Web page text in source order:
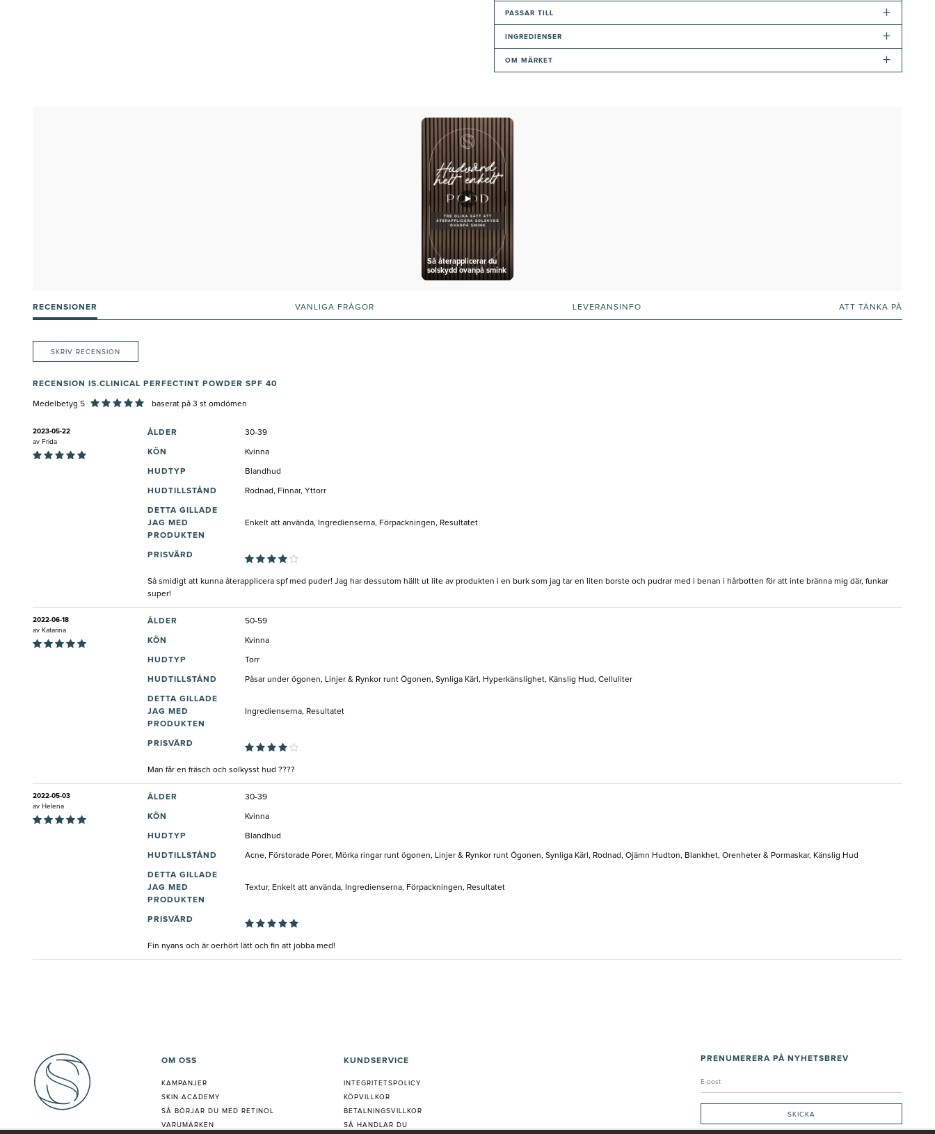
PASSAR TILL +
INGREDIENSER +
OM MÄRKET +
Så återapplicerar du
solskydd ovanpå smink
RECENSIONER VANLIGA FRÅGOR LEVERANSINFO ATT TÄNKA PÅ
SKRIV RECENSION
RECENSION IS.CLINICAL PERFECTINT POWDER SPF 40
Medelbetyg 5 baserat på 3 st omdömen
2023-05-22
av Frida
ÅLDER 30-39
KÖN Kvinna
HUDTYP Blandhud
HUDTILLSTÅND Rodnad, Finnar, Yttorr
DETTA GILLADE
JAG MED
PRODUKTEN
Enkelt att använda, Ingredienserna, Förpackningen, Resultatet
PRISVÄRD
Så smidigt att kunna återapplicera spf med puder! Jag har dessutom hällt ut lite av produkten i en burk som jag tar en liten borste och pudrar med i benan i hårbotten för att inte bränna mig där, funkar
super!
2022-06-18
av Katarina
ÅLDER 50-59
KÖN Kvinna
HUDTYP Torr
HUDTILLSTÅND Påsar under ögonen, Linjer & Rynkor runt Ögonen, Synliga Kärl, Hyperkänslighet, Känslig Hud, Celluliter
DETTA GILLADE
JAG MED
PRODUKTEN
Ingredienserna, Resultatet
PRISVÄRD
Man får en fräsch och solkysst hud ????
2022-05-03
av Helena
ÅLDER 30-39
KÖN Kvinna
HUDTYP Blandhud
HUDTILLSTÅND Acne, Förstorade Porer, Mörka ringar runt ögonen, Linjer & Rynkor runt Ögonen, Synliga Kärl, Rodnad, Ojämn Hudton, Blankhet, Orenheter & Pormaskar, Känslig Hud
DETTA GILLADE
JAG MED
PRODUKTEN
Textur, Enkelt att använda, Ingredienserna, Förpackningen, Resultatet
PRISVÄRD
Fin nyans och är oerhört lätt och fin att jobba med!
OM OSS
KAMPANJER
SKIN ACADEMY
SÅ BÖRJAR DU MED RETINOL
VARUMÄRKEN
KUNDSERVICE
INTEGRITETSPOLICY
KÖPVILLKOR
BETALNINGSVILLKOR
SÅ HANDLAR DU
PRENUMERERA PÅ NYHETSBREV
Genom att ge min e-post, accepterar jag Seth och Sallyintegritetspolicy